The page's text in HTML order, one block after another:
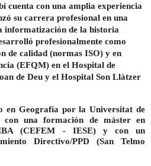
cuenta con una amplia experiencia
su carrera profesional en una
informatización de la historia
profesionalmente como
de calidad (normas ISO) y en
(EFQM) en el Hospital de
de Deu y el Hospital Son Llàtzer
en Geografía por la Universitat de
una formación de máster en
(CEFEM - IESE) y con un
Directivo/PPD (San Telmo